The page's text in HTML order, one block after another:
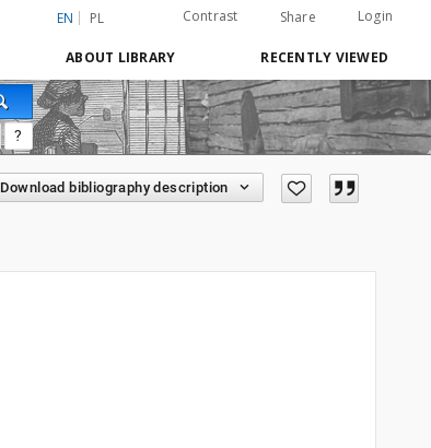
EN PL Contrast Share Login
ABOUT LIBRARY RECENTLY VIEWED
?
Download bibliography description